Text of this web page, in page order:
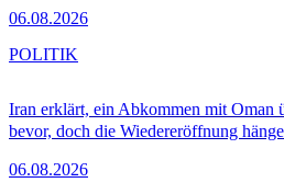
06.08.2026
Iran erklärt, ein Abkommen mit Oman
bevor, doch die Wiedereröffnung
06.08.2026
POLITIK